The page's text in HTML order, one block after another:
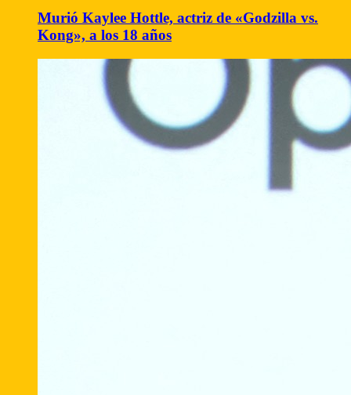
Murió Kaylee Hottle, actriz de «Godzilla vs.
Kong», a los 18 años